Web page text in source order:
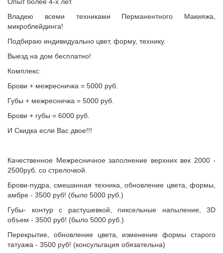
Владею всеми техниками Перманентного Макияжа,
микроблейдинга!
Подбираю индивидуально цвет, форму, технику.
Выезд на дом бесплатно!
Комплекс:
Брови + межресничка = 5000 руб.
Губы + межресничка = 5000 руб.
Брови + губы = 6000 руб.
И Скидка если Вас двое!!!
Качественное Межресничное заполнение верхних век 2000 -
2500руб. со стрелочкой.
Брови-пудра, смешанная техника, обновление цвета, формы,
амбре - 3500 руб! (было 5000 руб.)
Губы- контур с растушевкой, пиксельные напыление, 3D
объем - 3500 руб! (было 5000 руб.)
Перекрытие, обновление цвета, изменение формы старого
татуажа - 3500 руб! (консультация обязательна)